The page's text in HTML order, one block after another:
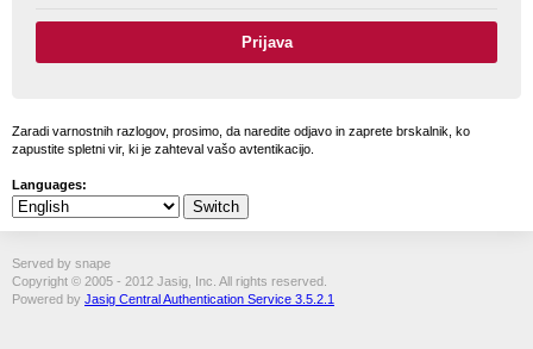
Zaradi varnostnih razlogov, prosimo, da naredite odjavo in zaprete brskalnik, ko
zapustite spletni vir, ki je zahteval vašo avtentikacijo.
Languages:
Served by snape
Copyright © 2005 - 2012 Jasig, Inc. All rights reserved.
Powered by Jasig Central Authentication Service 3.5.2.1